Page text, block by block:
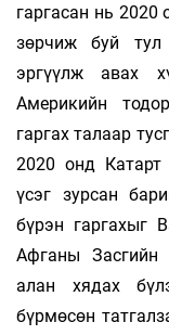
гаргасан нь 2020
зөрчиж буй тул
эргүүлж авах
Америкийн
гаргах талаар
2020 онд Катарт
үсэг зурсан
бүрэн гаргахыг
Афганы Засгийн
алан хядах
бүрмөсөн